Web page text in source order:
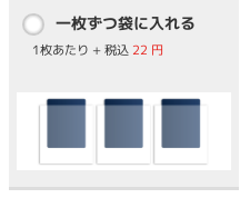
一枚ずつ袋に入れる
1枚あたり + 税込 22 円